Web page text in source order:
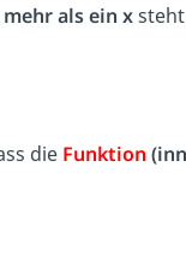
mehr als ein x
die Funktion